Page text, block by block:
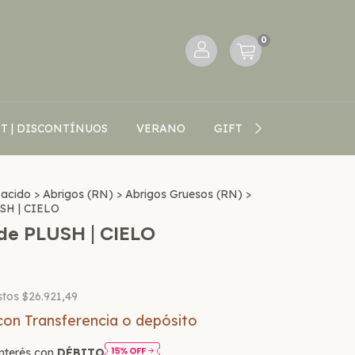
0
| DISCONTÍNUOS VERANO GIFT CARD
> Abrigos (RN) > Abrigos Gruesos (RN) >
| CIELO
PLUSH | CIELO
$26.921,49
Transferencia o depósito